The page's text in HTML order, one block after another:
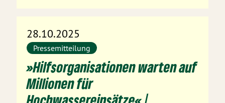
28.10.2025
Pressemitteilung
»Hilfsorganisationen warten auf
Millionen für